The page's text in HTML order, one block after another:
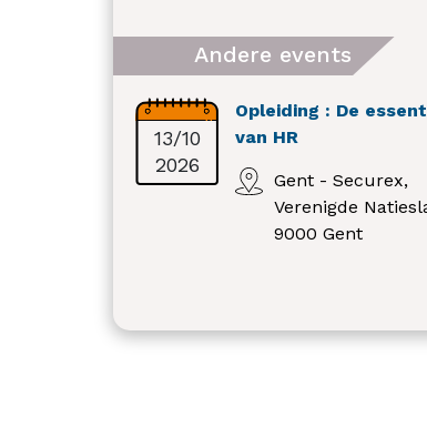
Andere events
13/10
2026
Opleiding : De
van HR
Gent - Securex,
Verenigde
9000 Gent